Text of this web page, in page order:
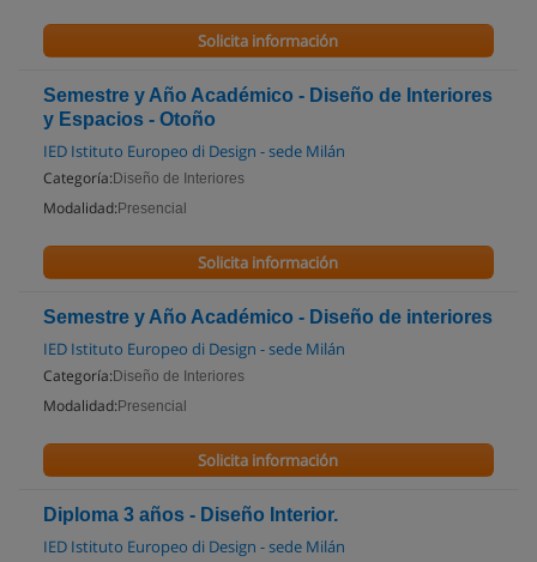
Solicita información
Semestre y Año Académico - Diseño de Interiores
y Espacios - Otoño
IED Istituto Europeo di Design - sede Milán
Categoría: Diseño de Interiores
Modalidad: Presencial
Solicita información
Semestre y Año Académico - Diseño de interiores
IED Istituto Europeo di Design - sede Milán
Categoría: Diseño de Interiores
Modalidad: Presencial
Solicita información
Diploma 3 años - Diseño Interior.
IED Istituto Europeo di Design - sede Milán